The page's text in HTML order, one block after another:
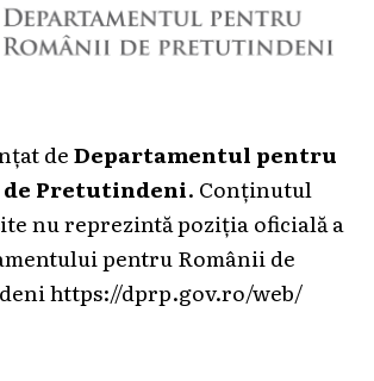
deDepartamentul pentru
de Pretutindeni. Conținutul
nu reprezintă poziția oficială a
pentru Românii de
https://dprp.gov.ro/web/